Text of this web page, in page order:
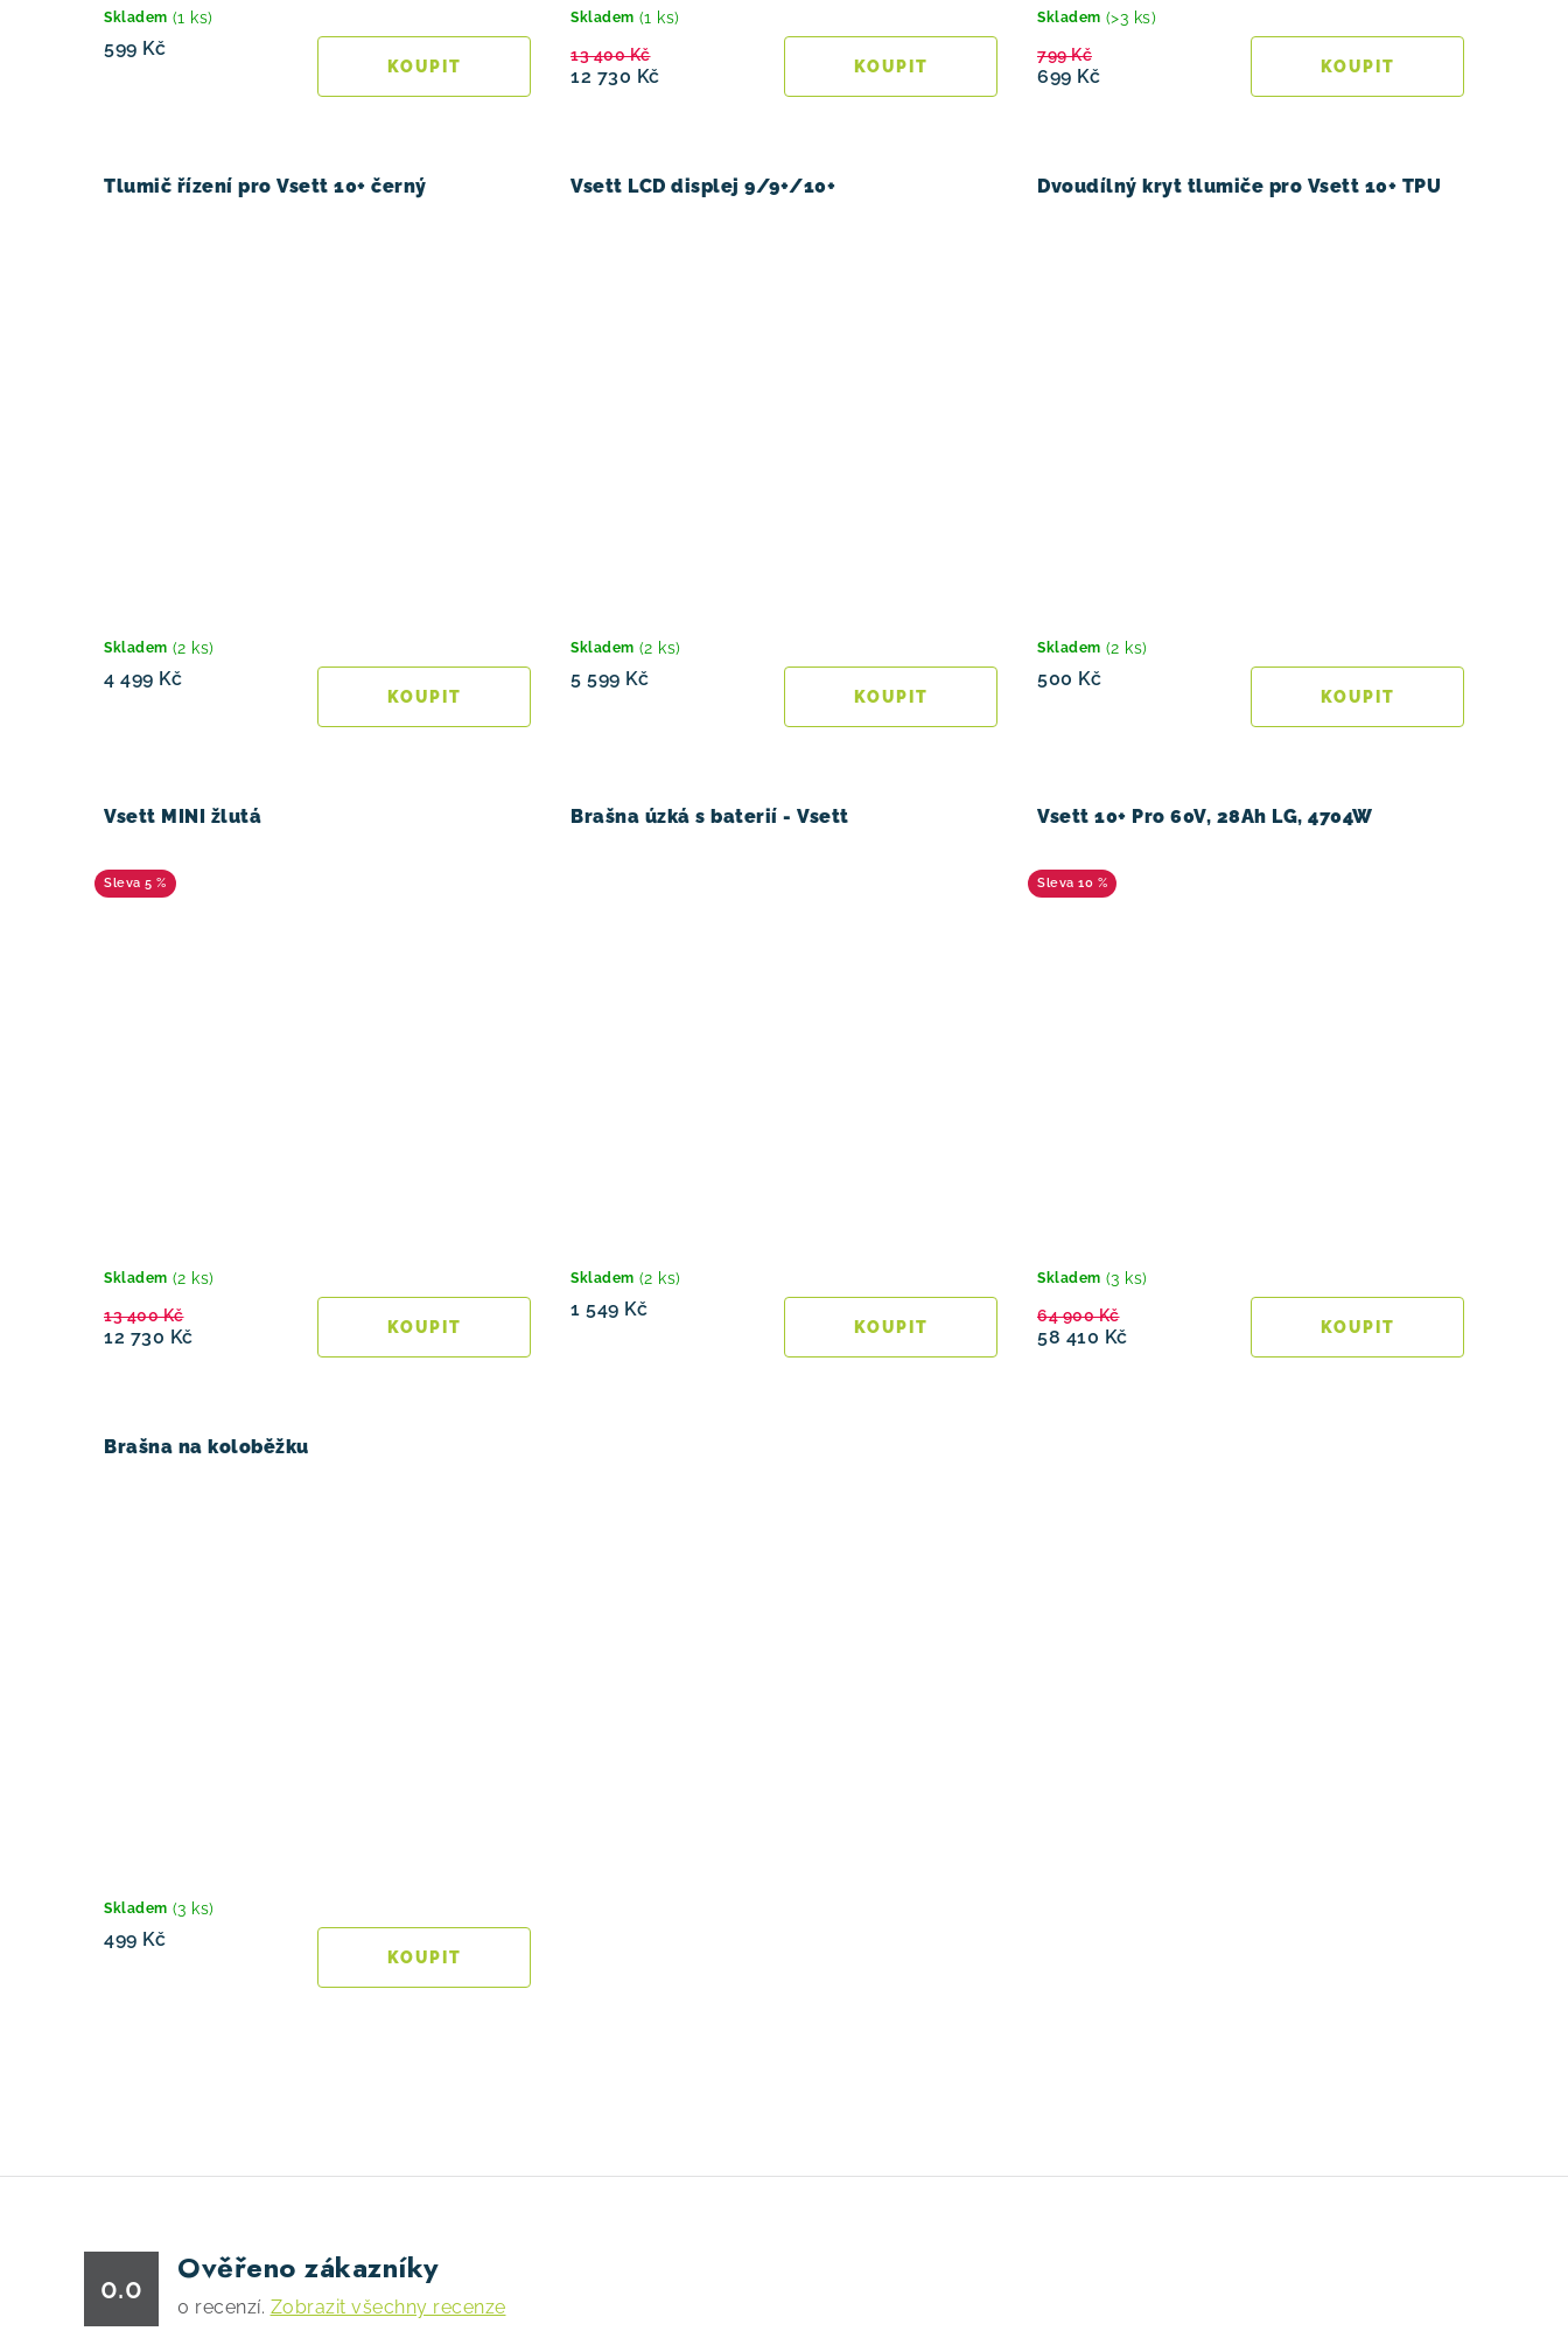
Skladem (1 ks)
599 Kč
Skladem (1 ks)
12 730 Kč
13 400 Kč
Skladem (>3 ks)
699 Kč
799 Kč
Tlumič řízení pro Vsett 10+ černý
Skladem (2 ks)
4 499 Kč
Vsett LCD displej 9/9+/10+
Skladem (2 ks)
5 599 Kč
Dvoudílný kryt tlumiče pro Vsett 10+ TPU
Skladem (2 ks)
500 Kč
Vsett MINI žlutá
5 %
Skladem (2 ks)
12 730 Kč
13 400 Kč
Brašna úzká s baterií - Vsett
Skladem (2 ks)
1 549 Kč
Vsett 10+ Pro 60V, 28Ah LG, 4704W
10 %
Skladem (3 ks)
58 410 Kč
64 900 Kč
Brašna na koloběžku
Skladem (3 ks)
499 Kč
d0.0
Ověřeno zákazníky
0 recenzí. Zobrazit všechny recenze